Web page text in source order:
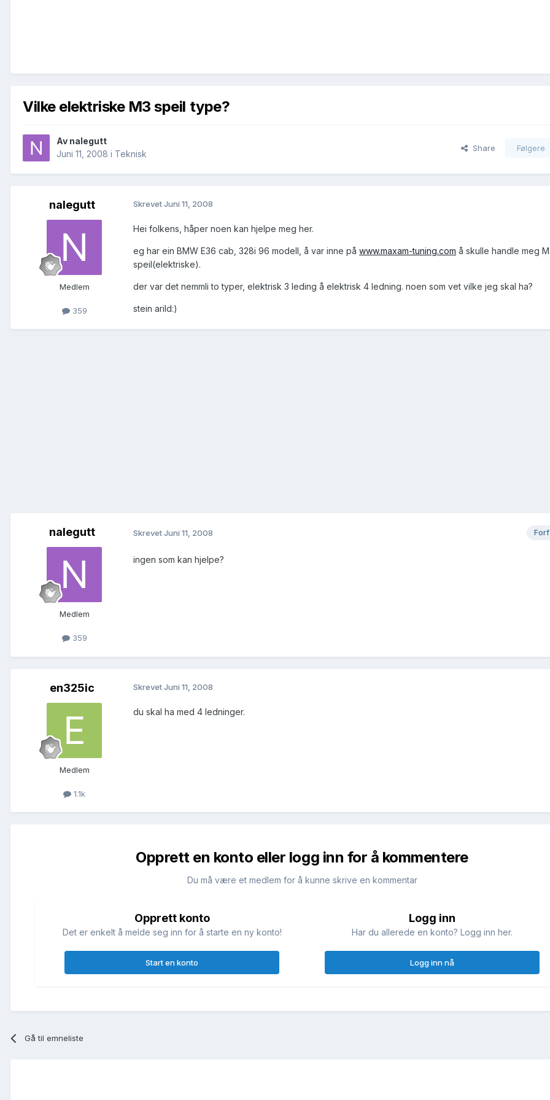
Vilke elektriske M3 speil type?
Av nalegutt
Juni 11, 2008 i Teknisk
Share Følgere
nalegutt
Medlem
359
SkrevetJuni 11, 2008
Hei folkens, håper noen kan hjelpe meg her.
eg har ein BMW E36 cab, 328i 96 modell, å var inne på www.maxam-tuning.com å skulle handle meg
speil(elektriske).
der var det nemmli to typer, elektrisk 3 leding å elektrisk 4 ledning. noen som vet vilke jeg skal ha?
stein arild:)
nalegutt
Medlem
359
SkrevetJuni 11, 2008
ingen som kan hjelpe?
en325ic
Medlem
1.1k
SkrevetJuni 11, 2008
du skal ha med 4 ledninger.
Opprett en konto eller logg inn for å kommentere
Du må være et medlem for å kunne skrive en kommentar
Opprett konto
Det er enkelt å melde seg inn for å starte en ny konto!
Start en konto
Logg inn
Har du allerede en konto? Logg inn her.
Logg inn nå
Gå til emneliste